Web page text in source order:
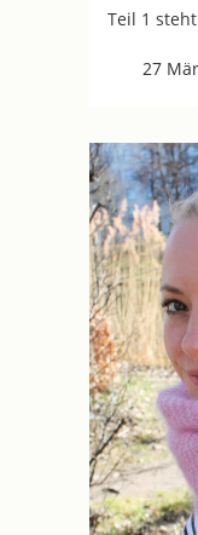
Teil 1
27